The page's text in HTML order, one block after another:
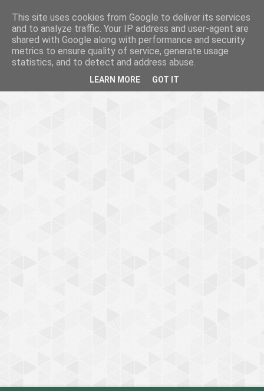
This site uses cookies from Google to deliver its services
and to analyze traffic. Your IP address and user-agent are
shared with Google along with performance and security
metrics to ensure quality of service, generate usage
statistics, and to detect and address abuse.
LEARN MORE GOT IT